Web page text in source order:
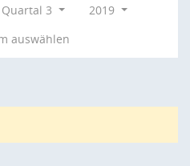
Quartal 3
2019
auswählen